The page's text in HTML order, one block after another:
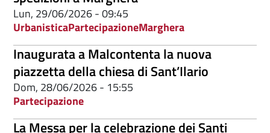
Lun, 29/06/2026 - 09:45
UrbanisticaPartecipazioneMarghera
Inaugurata a Malcontenta la nuova
piazzetta della chiesa di Sant’Ilario
Dom, 28/06/2026 - 15:55
Partecipazione
La Messa per la celebrazione dei Santi